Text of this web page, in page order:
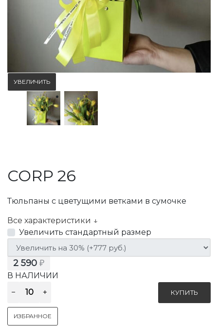
УВЕЛИЧИТЬ
CORP 26
Тюльпаны с цветущими ветками в сумочке
Все характеристики ↓
Увеличить стандартный размер
2 590 ₽
В НАЛИЧИИ
ИЗБРАННОЕ